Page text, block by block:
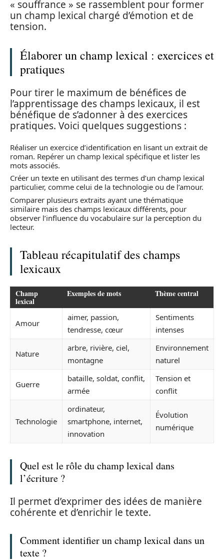
« souffrance » se rassemblent pour former
un champ lexical chargé d’émotion et de
tension.
Élaborer un champ lexical : exercices et
pratiques
Pour tirer le maximum de bénéfices de
l’apprentissage des champs lexicaux, il est
bénéfique de s’adonner à des exercices
pratiques. Voici quelques suggestions :
Réaliser un exercice d’identification en lisant un extrait de
roman. Repérer un champ lexical spécifique et lister les
mots associés.
Créer un texte en utilisant des termes d’un champ lexical
particulier, comme celui de la technologie ou de l’amour.
Comparer plusieurs extraits ayant une thématique
similaire mais des champs lexicaux différents, pour
observer l’influence du vocabulaire sur la perception du
lecteur.
Tableau récapitulatif des champs
lexicaux
Champ
lexical
Exemples de mots Thème central
Amour
aimer, passion,
tendresse, cœur
Sentiments
intenses
Nature
arbre, rivière, ciel,
montagne
Environnement
naturel
Guerre
bataille, soldat, conflit,
armée
Tension et
conflit
Technologie
ordinateur,
smartphone, internet,
innovation
Évolution
numérique
Quel est le rôle du champ lexical dans
l’écriture ?
Il permet d’exprimer des idées de manière
cohérente et d’enrichir le texte.
Comment identifier un champ lexical dans un
texte ?